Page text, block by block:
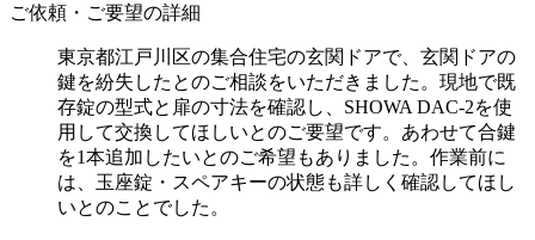
ご依頼・ご要望の詳細
東京都江戸川区の集合住宅の玄関ドアで、玄関ドアの
鍵を紛失したとのご相談をいただきました。現地で既
存錠の型式と扉の寸法を確認し、SHOWA DAC-2を使
用して交換してほしいとのご要望です。あわせて合鍵
を1本追加したいとのご希望もありました。作業前に
は、玉座錠・スペアキーの状態も詳しく確認してほし
いとのことでした。